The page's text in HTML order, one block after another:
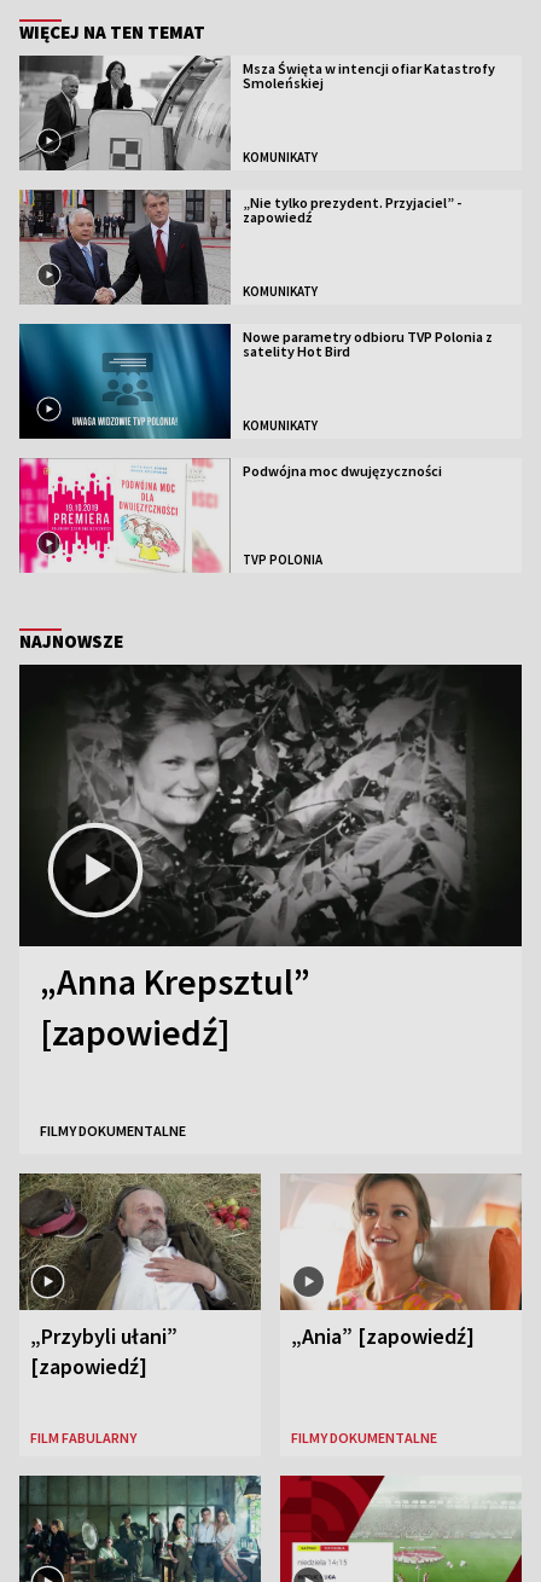
WIĘCEJ NA TEN TEMAT
Msza Święta w intencji ofiar Katastrofy
Smoleńskiej
KOMUNIKATY
„Nie tylko prezydent. Przyjaciel” -
zapowiedź
KOMUNIKATY
Nowe parametry odbioru TVP Polonia z
satelity Hot Bird
KOMUNIKATY
Podwójna moc dwujęzyczności
TVP POLONIA
NAJNOWSZE
„Anna Krepsztul”
[zapowiedź]
FILMY DOKUMENTALNE
„Przybyli ułani”
[zapowiedź]
FILM FABULARNY
„Ania” [zapowiedź]
FILMY DOKUMENTALNE